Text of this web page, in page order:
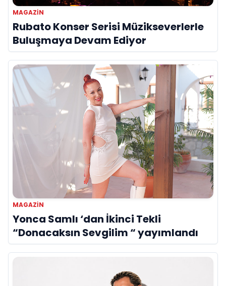
MAGAZİN
Rubato Konser Serisi Müzikseverlerle
Buluşmaya Devam Ediyor
MAGAZİN
Yonca Samlı ‘dan İkinci Tekli
“Donacaksın Sevgilim “ yayımlandı